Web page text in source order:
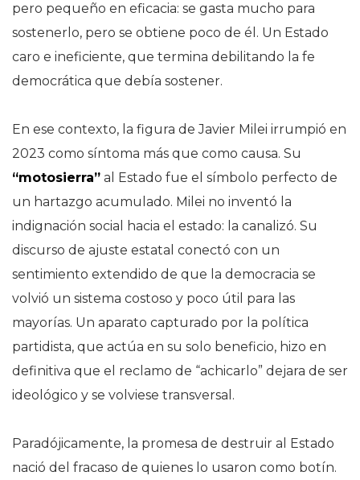
pero pequeño en eficacia: se gasta mucho para
sostenerlo, pero se obtiene poco de él. Un Estado
caro e ineficiente, que termina debilitando la fe
democrática que debía sostener.
En ese contexto, la figura de Javier Milei irrumpió en
2023 como síntoma más que como causa. Su
“motosierra” al Estado fue el símbolo perfecto de
un hartazgo acumulado. Milei no inventó la
indignación social hacia el estado: la canalizó. Su
discurso de ajuste estatal conectó con un
sentimiento extendido de que la democracia se
volvió un sistema costoso y poco útil para las
mayorías. Un aparato capturado por la política
partidista, que actúa en su solo beneficio, hizo en
definitiva que el reclamo de “achicarlo” dejara de ser
ideológico y se volviese transversal.
Paradójicamente, la promesa de destruir al Estado
nació del fracaso de quienes lo usaron como botín.